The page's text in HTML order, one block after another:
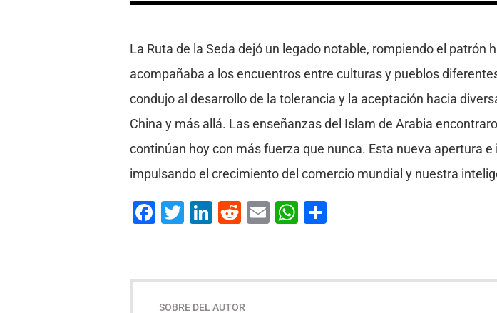
La Ruta de la Seda dejó un legado notable, rompiendo el
acompañaba a los encuentros entre culturas y pueblos
condujo al desarrollo de la tolerancia y la aceptación hacia
China y más allá. Las enseñanzas del Islam de Arabia
continúan hoy con más fuerza que nunca. Esta nueva apertura
impulsando el crecimiento del comercio mundial y nuestra
Facebook
Twitter
LinkedIn
Reddit
EmailWhatsApp
SOBRE DEL AUTOR